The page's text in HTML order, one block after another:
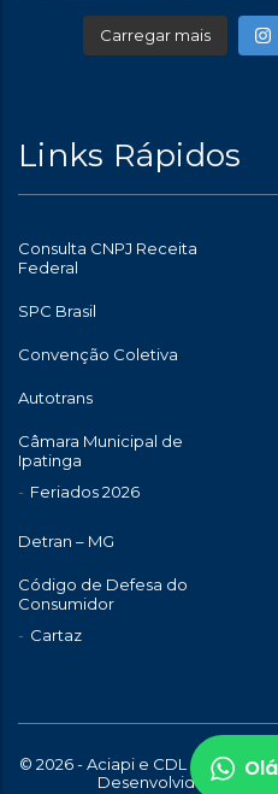
Carregar mais
Links Rápidos
Consulta CNPJ Receita
Federal
SPC Brasil
Convenção Coletiva
Autotrans
Câmara Municipal de
Ipatinga
Feriados 2026
Detran – MG
Código de Defesa do
Consumidor
Cartaz
© 2026 - Aciapi e CDL de
Desenvolvido com